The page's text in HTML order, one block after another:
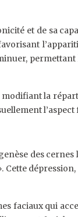
et de sa
la
des cernes
faciaux qui